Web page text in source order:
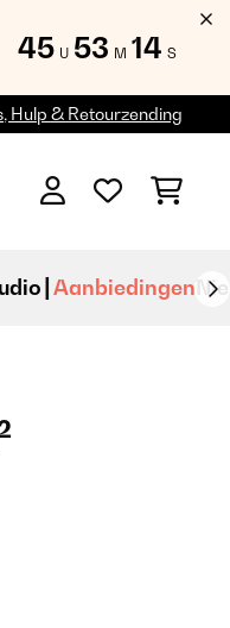
45 U 53 M 14 S
Hulp & Retourzending
Aanbiedingen